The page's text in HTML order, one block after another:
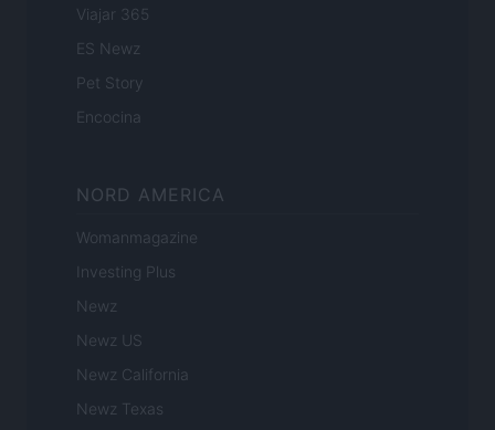
Viajar 365
ES Newz
Pet Story
Encocina
NORD AMERICA
Womanmagazine
Investing Plus
Newz
Newz US
Newz California
Newz Texas